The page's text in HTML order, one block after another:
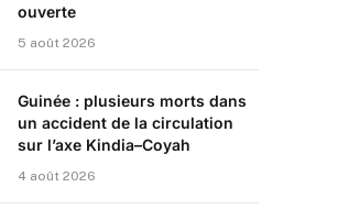
ouverte
5 août 2026
Guinée : plusieurs morts dans
un accident de la circulation
sur l’axe Kindia–Coyah
4 août 2026